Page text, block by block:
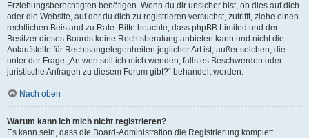
Erziehungsberechtigten benötigen. Wenn du dir unsicher bist, ob dies auf dich
oder die Website, auf der du dich zu registrieren versuchst, zutrifft, ziehe einen
rechtlichen Beistand zu Rate. Bitte beachte, dass phpBB Limited und der
Besitzer dieses Boards keine Rechtsberatung anbieten kann und nicht die
Anlaufstelle für Rechtsangelegenheiten jeglicher Art ist; außer solchen, die
unter der Frage „An wen soll ich mich wenden, falls es Beschwerden oder
juristische Anfragen zu diesem Forum gibt?“ behandelt werden.
Nach oben
Warum kann ich mich nicht registrieren?
Es kann sein, dass die Board-Administration die Registrierung komplett